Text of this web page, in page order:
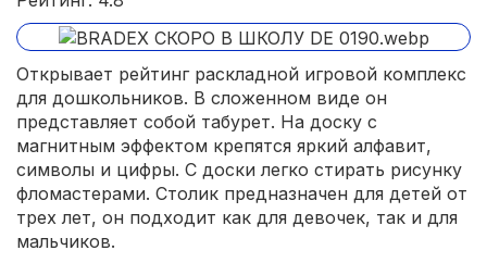
Открывает рейтинг раскладной игровой комплекс
для дошкольников. В сложенном виде он
представляет собой табурет. На доску с
магнитным эффектом крепятся яркий алфавит,
символы и цифры. С доски легко стирать рисунку
фломастерами. Столик предназначен для детей от
трех лет, он подходит как для девочек, так и для
мальчиков.